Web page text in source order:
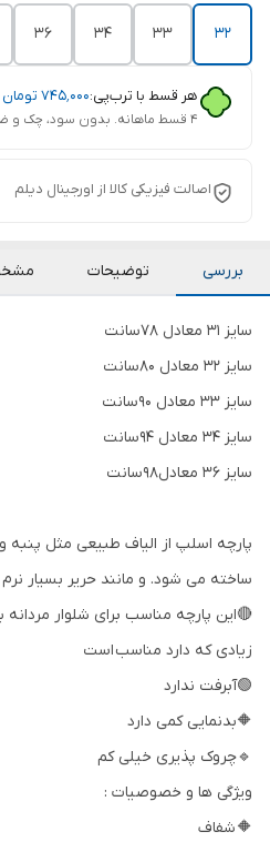
32
33
34
36
هر قسط با ترب‌پی:۷۴۵٬۰۰۰ تومان
۴ قسط ماهانه. بدون سود، چک و ضامن.
اصالت فیزیکی کالا از اورجینال دیلم
بررسی توضیحات
سايز 31 معادل 78سانت
سايز 32 معادل 80سانت
سايز 33 معادل 90سانت
سايز 34 معادل 94سانت
سايز 36 معادل98سانت
پارچه اسلپ از الیاف طبیعی مثل پنبه
ساخته می شود. و مانند حریر بسیار
🔴این پارچه مناسب برای شلوار
زیادی که دارد مناسب است
🟢آبرفت ندارد
🔶بدنمایی کمی دارد
🔹چروک پذیری خیلی کم
ویژگی ها و خصوصیات :
🔶 شفاف